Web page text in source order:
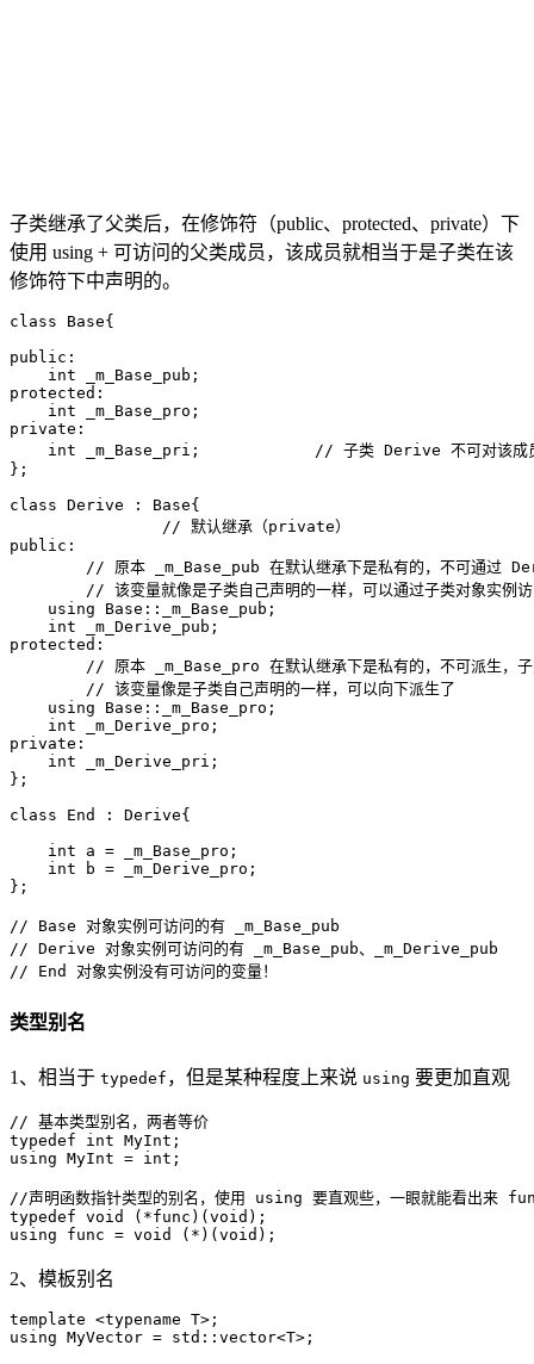
子类继承了父类后，在修饰符（public、protected、private）下
使用 using + 可访问的父类成员，该成员就相当于是子类在该
修饰符下中声明的。
class Base{
public:
    int _m_Base_pub;
protected:
    int _m_Base_pro;
private:
    int _m_Base_pri;		// 子类 Derive 不可对该成员使用 using，因为根本不能访问
};
class Derive : Base{
public:
    using Base::_m_Base_pub;
    int _m_Derive_pub;
protected:
    using Base::_m_Base_pro;
    int _m_Derive_pro;
private:
    int _m_Derive_pri;
};
class End : Derive{
    int a = _m_Base_pro;
    int b = _m_Derive_pro;
};
// Base 对象实例可访问的有 _m_Base_pub
// Derive 对象实例可访问的有 _m_Base_pub、_m_Derive_pub
类型别名
1、相当于 typedef ，但是某种程度上来说 using 要更加直观
// 基本类型别名，两者等价
typedef int MyInt;
using MyInt = int;
//声明函数指针类型的别名，使用 using 要直观些，一眼就能看出来
typedef void (*func)(void);
2、模板别名
template <typename T>;
using MyVector = std::vector<T>;